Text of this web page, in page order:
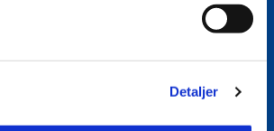
Detaljer
Twitter